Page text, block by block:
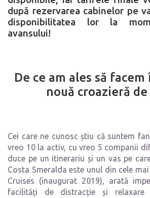
după rezervarea cabinelor pe
disponibilitatea lor la
avansului!
De ce am ales să
nouă croazieră de
Cei care ne cunosc știu că suntem
vreo 10 la activ, cu vreo 5 companii
duce pe un itinerariu și un vas pe
Costa Smeralda este unul din cele
Cruises (inaugurat 2019), arată
facilități de distracție și relaxare